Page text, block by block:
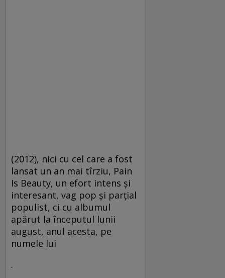
(2012), nici cu cel care a fost
lansat un an mai tîrziu, Pain
Is Beauty, un efort intens şi
interesant, vag pop şi parţial
populist, ci cu albumul
apărut la începutul lunii
august, anul acesta, pe
numele lui
.